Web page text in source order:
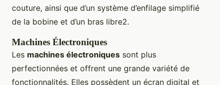
couture, ainsi que d’un système d’enfilage simplifié
de la bobine et d’un bras libre2.
Machines Électroniques
Les machines électroniques sont plus
perfectionnées et offrent une grande variété de
fonctionnalités. Elles possèdent un écran digital et